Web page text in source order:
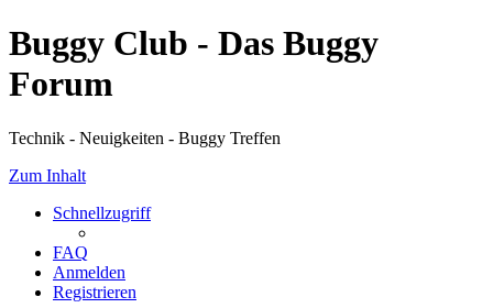
Buggy Club - Das Buggy
Forum
Technik - Neuigkeiten - Buggy Treffen
Zum Inhalt
Schnellzugriff
FAQ
Anmelden
Registrieren